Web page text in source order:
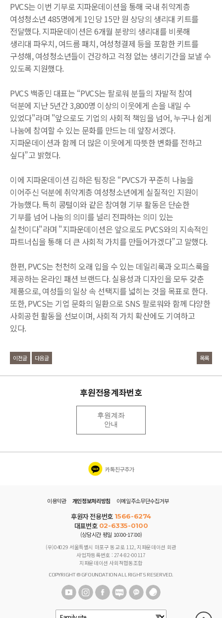
PVCS는 이번 기부로 지파운데이션을 통해 국내 취약계층
여성청소년 485명에게 1인당 15만 원 상당의 생리대 키트를
전달했다. 지파운데이션은 6개월 분량의 생리대를 비롯해
생리대 파우치, 여드름 패치, 여성청결제 등을 포함한 키트를
구성해, 여성청소년들이 건강하고 걱정 없는 생리기간을 보낼 수
있도록 지원했다.
PVCS 백종민 대표는 “PVCS는 팔로워 분들의 자발적 참여
덕분에 지난 5년간 3,800명 이상의 이웃에게 손을 내밀 수
있었다"라며 "앞으로도 기업의 사회적 책임을 넘어, 누구나 쉽게
나눔에 참여할 수 있는 문화를 만드는 데 앞장서겠다.
지파운데이션과 함께 더 많은 이웃에게 따뜻한 변화를 전하고
싶다”고 밝혔다.
이에 지파운데이션 김하은 팀장은 “PVCS가 꾸준히 나눔을
이어주신 덕분에 취약계층 여성청소년에게 실질적인 지원이
가능했다. 특히 콩털이와 같은 참여형 기부 활동은 단순한
기부를 넘어 나눔의 의미를 널리 전파하는 의미 있는
실천이다"라며 "지파운데이션은 앞으로도 PVCS와의 지속적인
파트너십을 통해 더 큰 사회적 가치를 만들어가겠다”고 말했다.
한편, PVCS는 천천히 오래 입을 수 있는 데일리룩과 오피스룩을
제공하는 온라인 패션 브랜드다. 실용성과 디자인을 모두 갖춘
제품으로, 여성들의 일상 속 선택지를 넓히는 것을 목표로 한다.
또한, PVCS는 기업 문화의 일환으로 SNS 팔로워와 함께 다양한
사회공헌 활동을 선보이며, 사회적 가치 확산에도 기여하고
있다.
이전글 다음글 목록
후원전용계좌번호
후원계좌
안내
카톡친구추가
이용약관 개인정보처리방침 이메일주소무단수집거부
후원자 전용번호 1566-6274
대표번호 02-6335-0100
(상담시간 평일 10:00-17:00)
(우)04029 서울특별시 마포구 동교로 112, 지파운데이션 회관
사업자등록번호 : 274-82-00117
지파운데이션 사회적협동조합
COPYRIGHT © GFOUNDATION ALL RIGHTS RESERVED.